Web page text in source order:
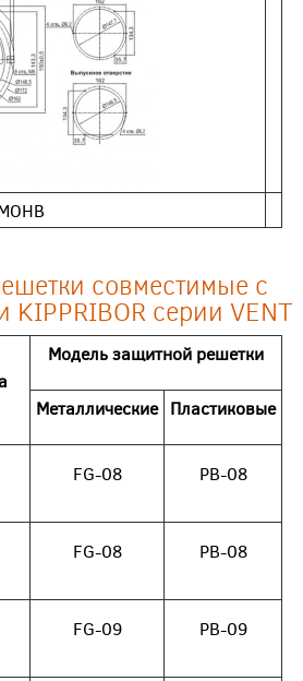
совместимые с
KIPPRIBOR серии VENT
Модель защитной решетки
Металлические Пластиковые
FG-08 PB-08
FG-08 PB-08
FG-09 PB-09